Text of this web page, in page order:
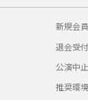
新規会
退会受付
公演中
推奨環境